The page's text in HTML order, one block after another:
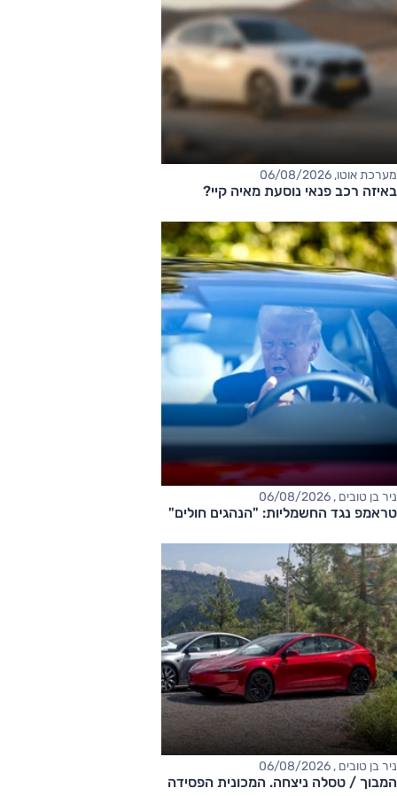
מערכת אוטו, 06/08/2026
באיזה רכב פנאי נוסעת מאיה קיי?
ניר בן טובים , 06/08/2026
טראמפ נגד החשמליות: "הנהגים חולים"
ניר בן טובים , 06/08/2026
המבוך / טסלה ניצחה. המכונית הפסידה